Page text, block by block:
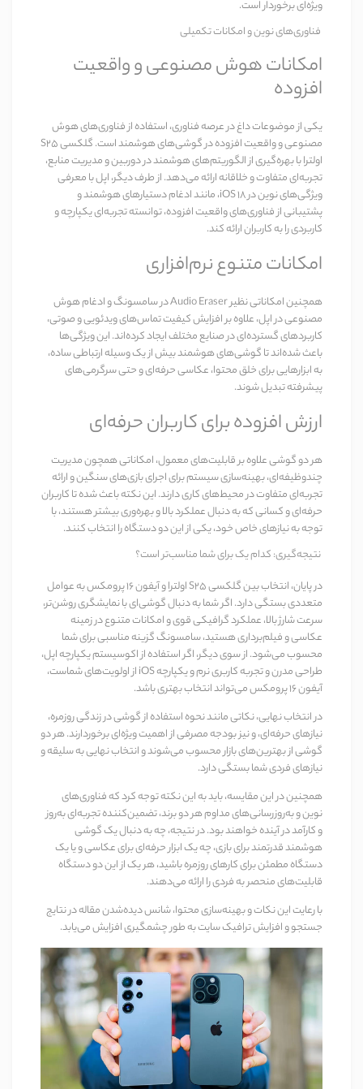
ویژه‌ای برخوردار است.
فناوری‌های نوین و امکانات تکمیلی
امکانات هوش مصنوعی و واقعیت
افزوده
یکی از موضوعات داغ در عرصه فناوری، استفاده از فناوری‌های هوش
مصنوعی و واقعیت افزوده در گوشی‌های هوشمند است.
گلکسی S25
اولترابا بهره‌گیری از الگوریتم‌های هوشمند در دوربین و مدیریت منابع،
تجربه‌ای متفاوت و خلاقانه ارائه می‌دهد. از طرف دیگر، اپل با معرفی
ویژگی‌های نوین در iOS 18، مانند ادغام دستیارهای هوشمند و
پشتیبانی از فناوری‌های واقعیت افزوده، توانسته تجربه‌ای یکپارچه و
کاربردی را به کاربران ارائه کند.
امکانات متنوع نرم‌افزاری
همچنین امکاناتی نظیرAudio Eraserدر سامسونگ و ادغام هوش
مصنوعی در اپل، علاوه بر افزایش کیفیت تماس‌های ویدئویی و صوتی،
کاربردهای گسترده‌ای در صنایع مختلف ایجاد کرده‌اند. این ویژگی‌ها
باعث شده‌اند تا گوشی‌های هوشمند بیش از یک وسیله ارتباطی ساده،
به ابزارهایی برای خلق محتوا، عکاسی حرفه‌ای و حتی سرگرمی‌های
پیشرفته تبدیل شوند.
ارزش افزوده برای کاربران حرفه‌ای
هر دو گوشی علاوه بر قابلیت‌های معمول، امکاناتی همچون مدیریت
چندوظیفه‌ای، بهینه‌سازی سیستم برای اجرای بازی‌های سنگین و ارائه
تجربه‌ای متفاوت در محیط‌های کاری دارند. این نکته باعث شده تا کاربران
حرفه‌ای و کسانی که به دنبال عملکرد بالا و بهره‌وری بیشتر هستند، با
توجه به نیازهای خاص خود، یکی از این دو دستگاه را انتخاب کنند.
نتیجه‌گیری: کدام یک برای شما مناسب‌تر است؟
در پایان، انتخاب بینگلکسی S25 اولترا وآیفون 16 پرومکس
به عوامل
متعددی بستگی دارد. اگر شما به دنبال گوشی‌ای با نمایشگری روشن‌تر،
سرعت شارژ بالا، عملکرد گرافیکی قوی و امکانات متنوع در زمینه
عکاسی و فیلم‌برداری هستید، سامسونگ گزینه مناسبی برای شما
محسوب می‌شود. از سوی دیگر، اگر استفاده از اکوسیستم یکپارچه اپل،
طراحی مدرن و تجربه کاربری نرم و یکپارچه iOS از اولویت‌های شماست،
آیفون 16 پرومکس می‌تواند انتخاب بهتری باشد.
در انتخاب نهایی، نکاتی مانند نحوه استفاده از گوشی در زندگی روزمره،
نیازهای حرفه‌ای، و نیز بودجه مصرفی از اهمیت ویژه‌ای برخوردارند. هر دو
گوشی از بهترین‌های بازار محسوب می‌شوند و انتخاب نهایی به سلیقه و
نیازهای فردی شما بستگی دارد.
همچنین در این مقایسه، باید به این نکته توجه کرد که فناوری‌های
نوین و به‌روزرسانی‌های مداوم هر دو برند، تضمین‌کننده تجربه‌ای به‌روز
و کارآمد در آینده خواهند بود. در نتیجه، چه به دنبال یک گوشی
هوشمند قدرتمند برای بازی، چه یک ابزار حرفه‌ای برای عکاسی و یا یک
دستگاه مطمئن برای کارهای روزمره باشید، هر یک از این دو دستگاه
قابلیت‌های منحصر به فردی را ارائه می‌دهند.
با رعایت این نکات و بهینه‌سازی محتوا، شانس دیده‌شدن مقاله در نتایج
جستجو و افزایش ترافیک سایت به طور چشمگیری افزایش می‌یابد.